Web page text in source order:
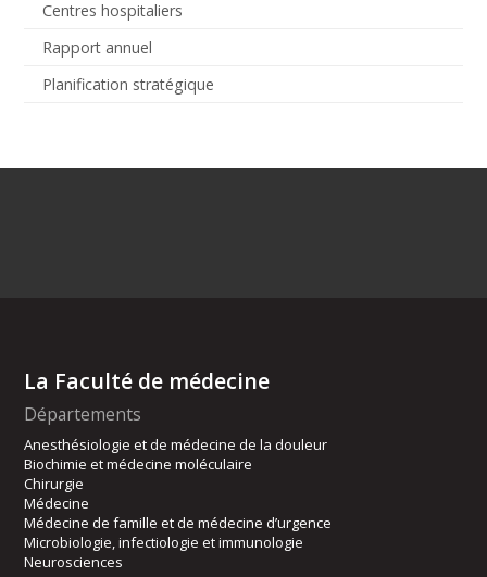
Centres hospitaliers
Rapport annuel
Planification stratégique
La Faculté de médecine
Départements
Anesthésiologie et de médecine de la douleur
Biochimie et médecine moléculaire
Chirurgie
Médecine
Médecine de famille et de médecine d’urgence
Microbiologie, infectiologie et immunologie
Neurosciences